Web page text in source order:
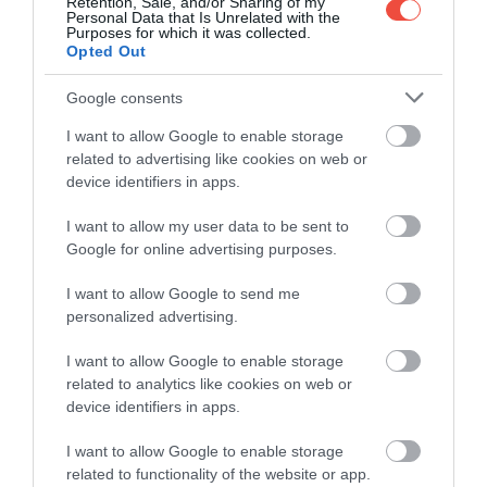
Personal Data that Is Unrelated with the
Purposes for which it was collected.
Opted Out
Google consents
I want to allow Google to enable storage
related to advertising like cookies on web or
device identifiers in apps.
I want to allow my user data to be sent to
Google for online advertising purposes.
I want to allow Google to send me
personalized advertising.
I want to allow Google to enable storage
related to analytics like cookies on web or
device identifiers in apps.
I want to allow Google to enable storage
related to functionality of the website or app.
emberek. Élőhelyét tekintve elsősorban a sűrű
aljnövényzetű erdőket szereti, (vadász)területét
pedig agresszívan védi.
ilyenkor kevésbé is csendesek. A hímek
hangosabbá válnak a hatékony párkeresés
érdekében, de a nőstények is erősebb hanggal
jelzik elérhetőségüket.
és figyelmetlenebbek is, ha erdőközeli utakon
vezetünk, mindenképpen legyünk óvatosak.
Feszült pillanatok: két fácán és egy pufók